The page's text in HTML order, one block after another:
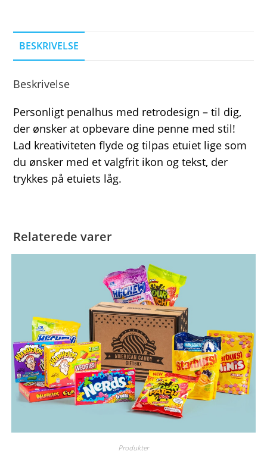
BESKRIVELSE
Beskrivelse
Personligt penalhus med retrodesign – til dig,
der ønsker at opbevare dine penne med stil!
Lad kreativiteten flyde og tilpas etuiet lige som
du ønsker med et valgfrit ikon og tekst, der
trykkes på etuiets låg.
Relaterede varer
Produkter